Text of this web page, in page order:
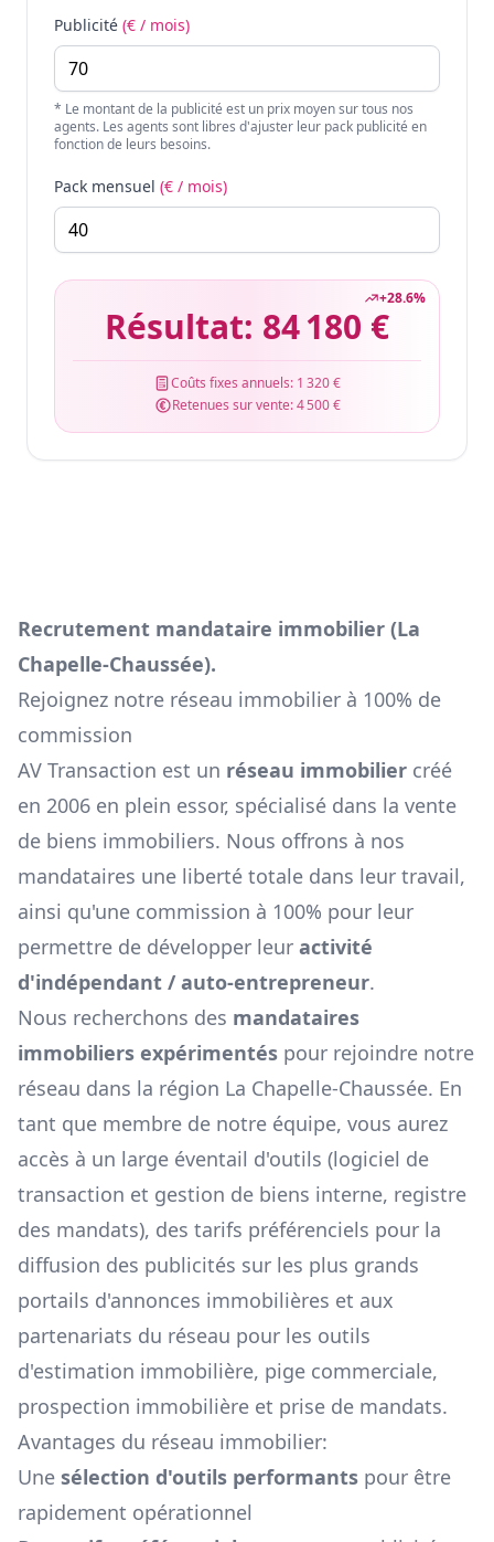
Publicité (€ / mois)
* Le montant de la publicité est un prix moyen sur tous nos
agents. Les agents sont libres d'ajuster leur pack publicité en
fonction de leurs besoins.
Pack mensuel (€ / mois)
+28.6%
Résultat: 84 180 €
Coûts fixes annuels: 1 320 €
Retenues sur vente:4 500 €
Recrutement mandataire immobilier (La
Chapelle-Chaussée).
Rejoignez notre réseau immobilier à 100% de
commission
AV Transaction est un réseau immobilier créé
en 2006 en plein essor, spécialisé dans la vente
de biens immobiliers. Nous offrons à nos
mandataires une liberté totale dans leur travail,
ainsi qu'une commission à 100% pour leur
permettre de développer leur activité
d'indépendant / auto-entrepreneur.
Nous recherchons des mandataires
immobiliers expérimentés pour rejoindre notre
réseau dans la région La Chapelle-Chaussée. En
tant que membre de notre équipe, vous aurez
accès à un large éventail d'outils (logiciel de
transaction et gestion de biens interne, registre
des mandats), des tarifs préférenciels pour la
diffusion des publicités sur les plus grands
portails d'annonces immobilières et aux
partenariats du réseau pour les outils
d'estimation immobilière, pige commerciale,
prospection immobilière et prise de mandats.
Avantages du réseau immobilier:
Une sélection d'outils performants pour être
rapidement opérationnel